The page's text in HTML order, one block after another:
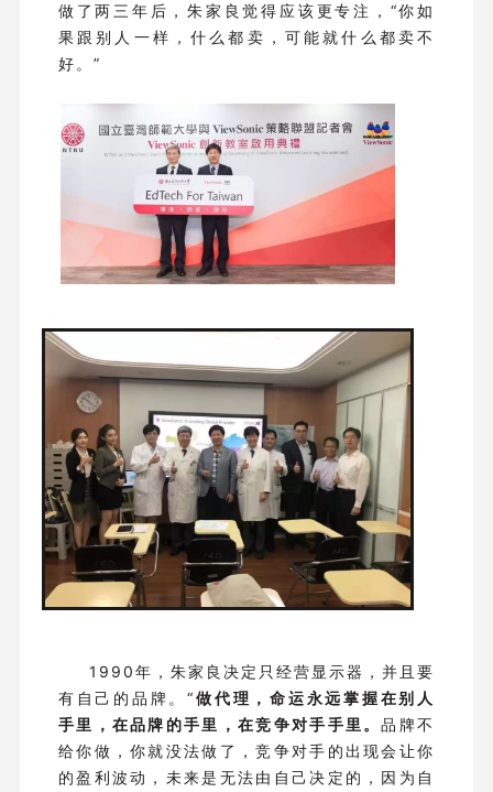
做了两三年后，朱家良觉得应该更专注，“你如
果跟别人一样，什么都卖，可能就什么都卖不
好。”
1990年，朱家良决定只经营显示器，并且要
有自己的品牌。“做代理，命运永远掌握在别人
手里，在品牌的手里，在竞争对手手里。品牌不
给你做，你就没法做了，竞争对手的出现会让你
的盈利波动，未来是无法由自己决定的，因为自